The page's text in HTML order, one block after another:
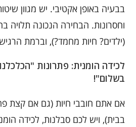
בבעיה באופן אקטיבי. יש מגוון
וחסרונות. הבחירה הנכונה תלויה
(ילדים? חיות מחמד?), וברמת
לכידה הומנית: פתרונות
בשלום"!
אם אתם חובבי חיות (גם אם קצת
בבית), ויש לכם סבלנות, לכידה